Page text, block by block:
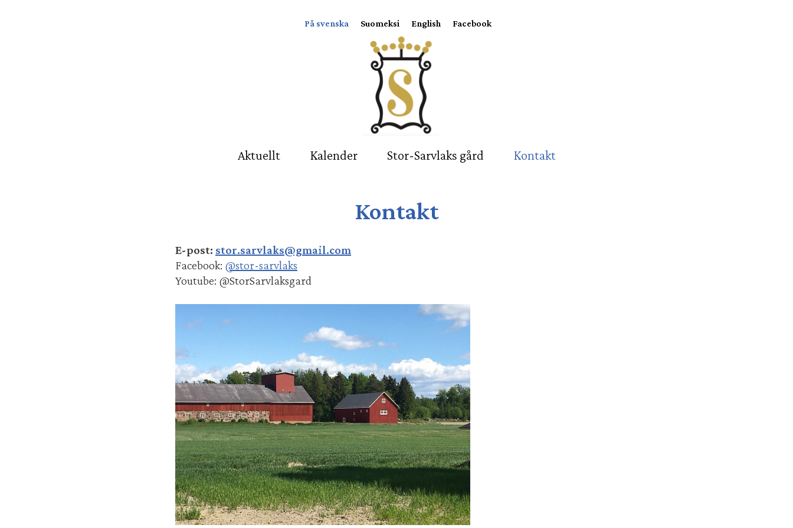
På svenska Suomeksi English Facebook
Aktuellt Kalender Stor-Sarvlaks gård Kontakt
Kontakt
E-post: stor.sarvlaks@gmail.com
Facebook: @stor-sarvlaks
Youtube: @StorSarvlaksgard